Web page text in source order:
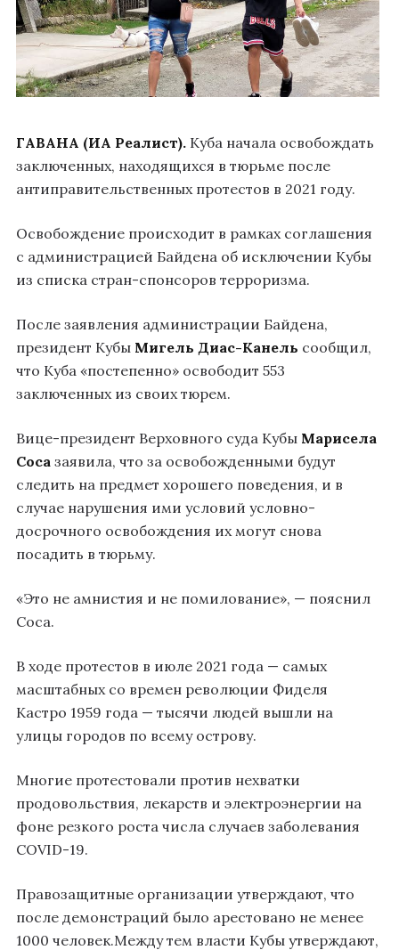
ГАВАНА (ИА Реалист). Куба начала освобождать
заключенных, находящихся в тюрьме после
антиправительственных протестов в 2021 году.
Освобождение происходит в рамках соглашения
с администрацией Байдена об исключении Кубы
из списка стран-спонсоров терроризма.
После заявления администрации Байдена,
президент Кубы Мигель Диас-Канель сообщил,
что Куба «постепенно» освободит 553
заключенных из своих тюрем.
Вице-президент Верховного суда Кубы Марисела
Соса заявила, что за освобожденными будут
следить на предмет хорошего поведения, и в
случае нарушения ими условий условно-
досрочного освобождения их могут снова
посадить в тюрьму.
«Это не амнистия и не помилование», — пояснил
Соса.
В ходе протестов в июле 2021 года — самых
масштабных со времен революции Фиделя
Кастро 1959 года — тысячи людей вышли на
улицы городов по всему острову.
Многие протестовали против нехватки
продовольствия, лекарств и электроэнергии на
фоне резкого роста числа случаев заболевания
COVID-19.
Правозащитные организации утверждают, что
после демонстраций было арестовано не менее
1000 человек.Между тем власти Кубы утверждают,